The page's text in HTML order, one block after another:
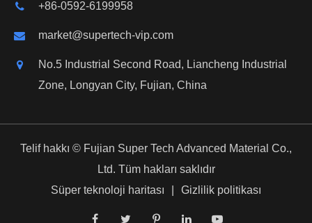
+86-0592-6199958
market@supertech-vip.com
No.5 Industrial Second Road, Liancheng Industrial
Zone, Longyan City, Fujian, China
Telif hakkı © Fujian Super Tech Advanced Material Co.,
Ltd. Tüm hakları saklıdır
Süper teknoloji haritası
Gizlilik politikası